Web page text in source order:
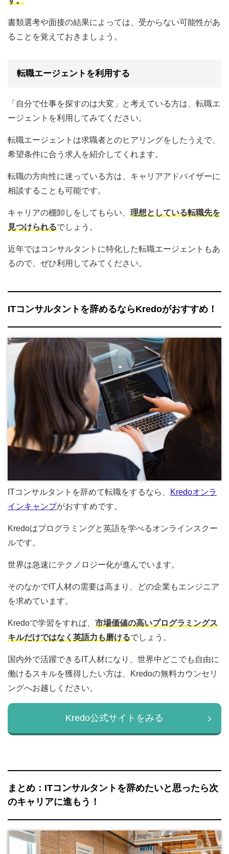
書類選考や面接の結果によっては、受からない可能性があ
ることを覚えておきましょう。
転職エージェントを利用する
「自分で仕事を探すのは大変」と考えている方は、転職エ
ージェントを利用してみてください。
転職エージェントは求職者とのヒアリングをしたうえで、
希望条件に合う求人を紹介してくれます。
転職の方向性に迷っている方は、キャリアアドバイザーに
相談することも可能です。
キャリアの棚卸しをしてもらい、 理想としている転職先を
見つけられるでしょう。
近年ではコンサルタントに特化した転職エージェントもあ
るので、ぜひ利用してみてください。
ITコンサルタントを辞めるならKredoがおすすめ！
ITコンサルタントを辞めて転職をするなら、
Kredoオンラ
インキャンプがおすすめです。
Kredoはプログラミングと英語を学べるオンラインスクー
ルです。
世界は急速にテクノロジー化が進んでいます。
そのなかでIT人材の需要は高まり、どの企業もエンジニア
を求めています。
Kredoで学習をすれば、 市場価値の高いプログラミングス
キルだけではなく英語力も磨けるでしょう。
国内外で活躍できるIT人材になり、世界中どこでも自由に
働けるスキルを獲得したい方は、Kredoの無料カウンセリ
ングへお越しください。
Kredo公式サイトをみる
まとめ：ITコンサルタントを辞めたいと思ったら次
のキャリアに進もう！